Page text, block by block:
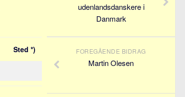
Sted *)
udenlandsdanskere i
Danmark
FOREGÅENDE BIDRAG
Martin Olesen